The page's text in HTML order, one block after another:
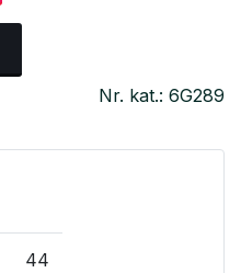
Nr. kat.: 6G289
44